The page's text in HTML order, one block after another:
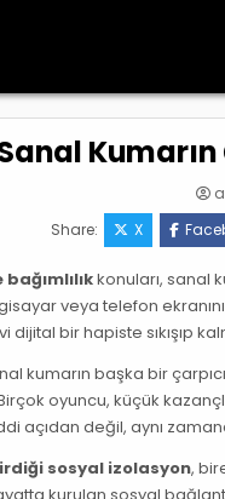
Share:
X
konuları, sanal
veya telefon
dijital bir hapiste sıkışıp
kumarın başka bir
oyuncu, küçük
açıdan değil, aynı
sosyal izolasyon,